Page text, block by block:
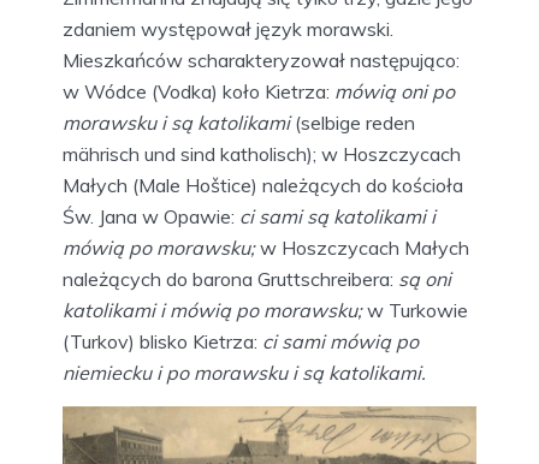
zdaniem występował język morawski.
Mieszkańców scharakteryzował następująco:
w Wódce (Vodka) koło Kietrza: mówią oni po
morawsku i są katolikami(selbige reden
mährisch und sind katholisch); w Hoszczycach
Małych (Male Hoštice) należących do kościoła
Św. Jana w Opawie: ci sami są katolikami i
mówią po morawsku;w Hoszczycach Małych
należących do barona Gruttschreibera: są oni
katolikami i mówią po morawsku;w Turkowie
(Turkov) blisko Kietrza: ci sami mówią po
niemiecku i po morawsku i są katolikami.